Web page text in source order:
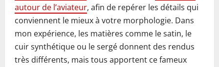
autour de l’aviateur, afin de repérer les détails qui
conviennent le mieux à votre morphologie. Dans
mon expérience, les matières comme le satin, le
cuir synthétique ou le sergé donnent des rendus
très différents, mais tous apportent ce fameux